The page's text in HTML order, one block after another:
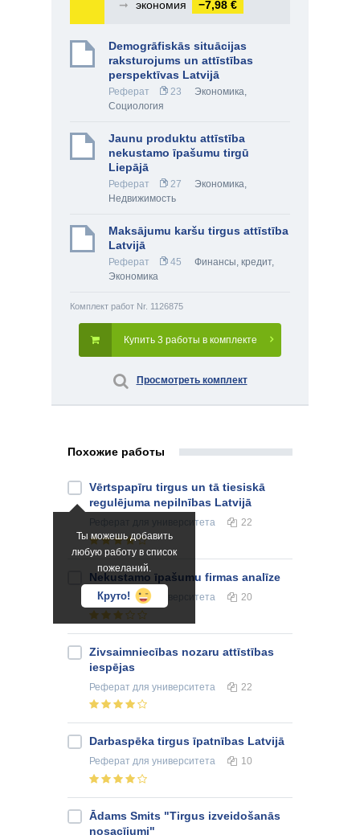
➞
экономия −7,98 €
Demogrāfiskās situācijas
raksturojums un attīstības
perspektīvas Latvijā
Реферат 23 Экономика,
Социология
Jaunu produktu attīstība
nekustamo īpašumu tirgū
Liepājā
Реферат 27 Экономика,
Недвижимость
Maksājumu karšu tirgus attīstība
Latvijā
Реферат 45 Финансы, кредит,
Экономика
Комплект работ Nr. 1126875
Купить 3 работы в комплекте
Просмотреть комплект
Похожие работы
Ты можешь добавить
любую работу в список
пожеланий.
Круто!
Vērtspapīru tirgus un tā tiesiskā
regulējuma nepilnības Latvijā
для университета 22
Nekustamo īpašumu firmas analīze
Реферат для университета 20
Zivsaimniecības nozaru attīstības
iespējas
Реферат для университета 22
Darbaspēka tirgus īpatnības Latvijā
Реферат для университета 10
Ādams Smits "Tirgus izveidošanās
nosacījumi"